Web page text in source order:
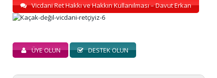
Vicdani Ret Hakkı ve Hakkın Kullanılması – Davut Erkan
ÜYE OLUN DESTEK OLUN